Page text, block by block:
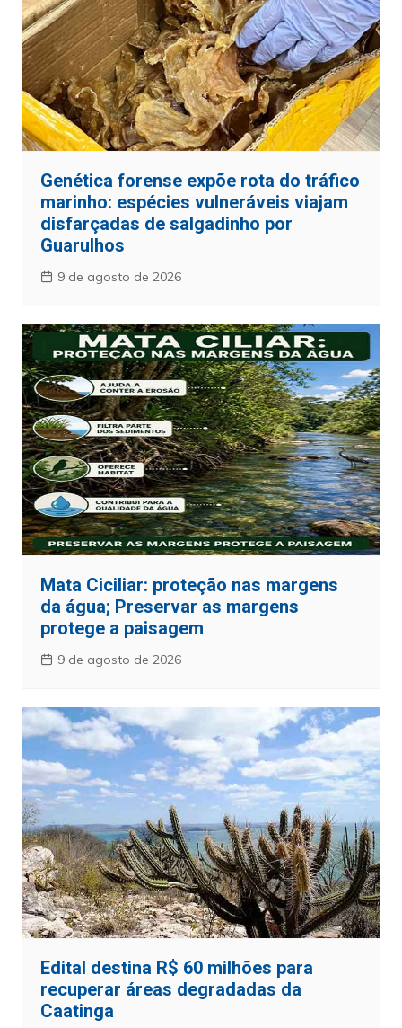
Genética forense expõe rota do tráfico
marinho: espécies vulneráveis viajam
disfarçadas de salgadinho por
Guarulhos
9 de agosto de 2026
Mata Ciciliar: proteção nas margens
da água; Preservar as margens
protege a paisagem
9 de agosto de 2026
Edital destina R$ 60 milhões para
recuperar áreas degradadas da
Caatinga